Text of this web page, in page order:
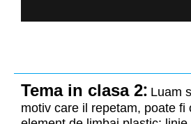
Tema in clasa 2: Luam
motiv care il repetam, poate fi